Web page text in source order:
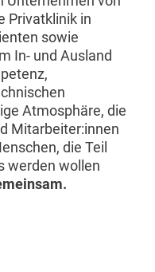
Privatklinik in
sowie
In- und Ausland
Atmosphäre, die
Mitarbeiter:innen
die Teil
werden wollen